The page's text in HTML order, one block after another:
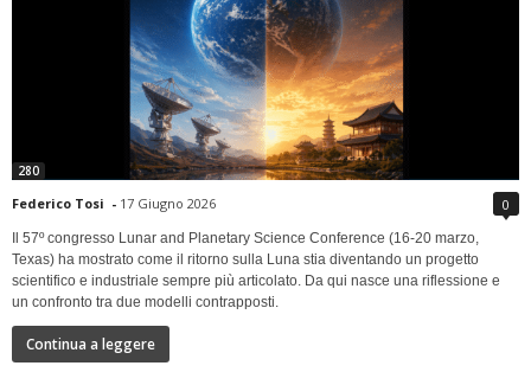
280
Federico Tosi - 17 Giugno 2026 0
Il 57º congresso Lunar and Planetary Science Conference (16-20 marzo,
Texas) ha mostrato come il ritorno sulla Luna stia diventando un progetto
scientifico e industriale sempre più articolato. Da qui nasce una riflessione e
un confronto tra due modelli contrapposti.
Continua a leggere